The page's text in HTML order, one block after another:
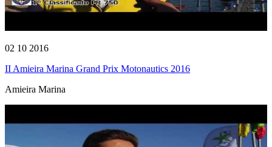
02 10 2016
II Amieira Marina Grand Prix Motonautics 2016
Amieira Marina